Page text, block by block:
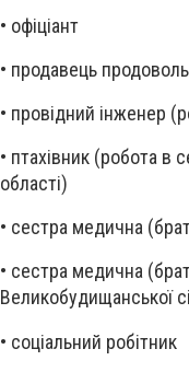
• офіціант
• продавець
• провідний інженер
• птахівник (робота в
області)
• сестра медична
• сестра медична
Великобудищанської
• соціальний робітник